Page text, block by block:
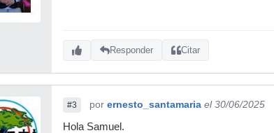
Responder Citar
#3 por ernesto_santamaria el 30/06/2025
Hola Samuel.